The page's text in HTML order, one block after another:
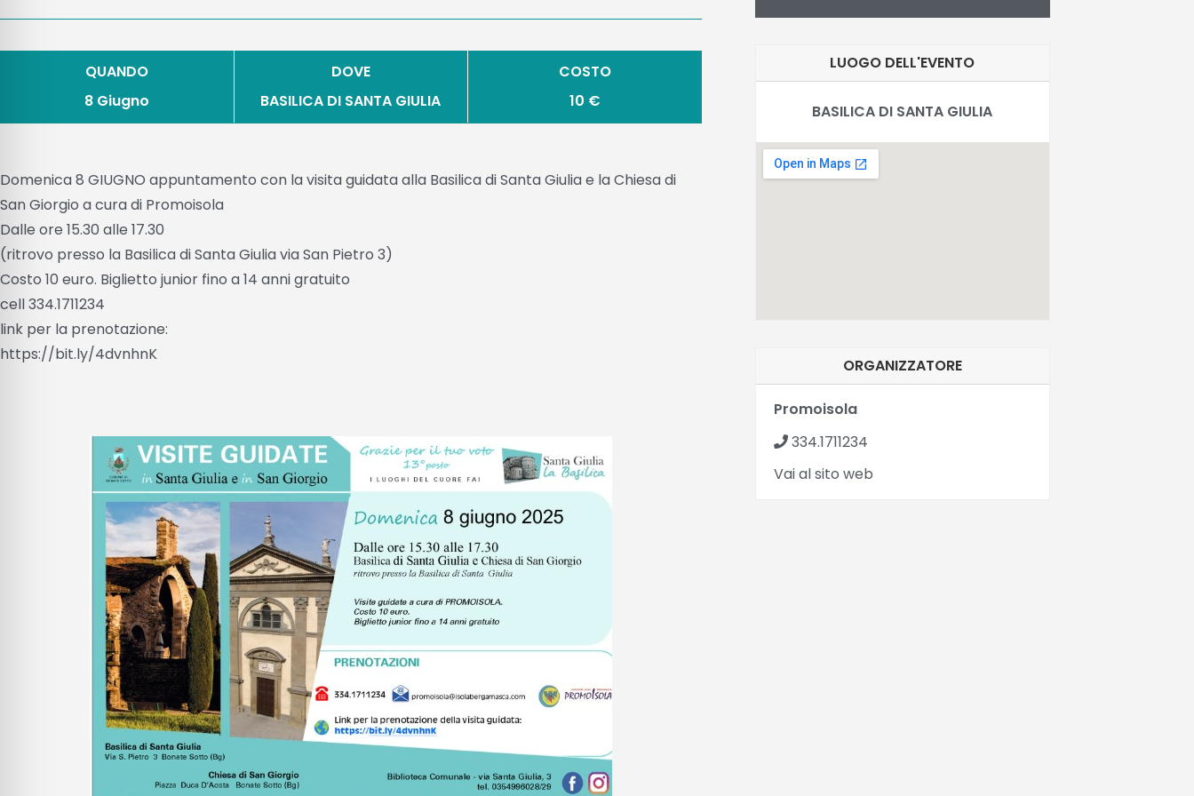
QUANDO
8 Giugno
DOVE
BASILICA DI SANTA GIULIA
COSTO
10 €
Domenica 8 GIUGNO appuntamento con la visita guidata alla Basilica di Santa Giulia e la Chiesa di
San Giorgio a cura di Promoisola
Dalle ore 15.30 alle 17.30
(ritrovo presso la Basilica di Santa Giulia via San Pietro 3)
Costo 10 euro. Biglietto junior fino a 14 anni gratuito
cell 334.1711234
link per la prenotazione:
https://bit.ly/4dvnhnK
LUOGO DELL'EVENTO
BASILICA DI SANTA GIULIA
ORGANIZZATORE
Promoisola
334.1711234
Vai al sito web